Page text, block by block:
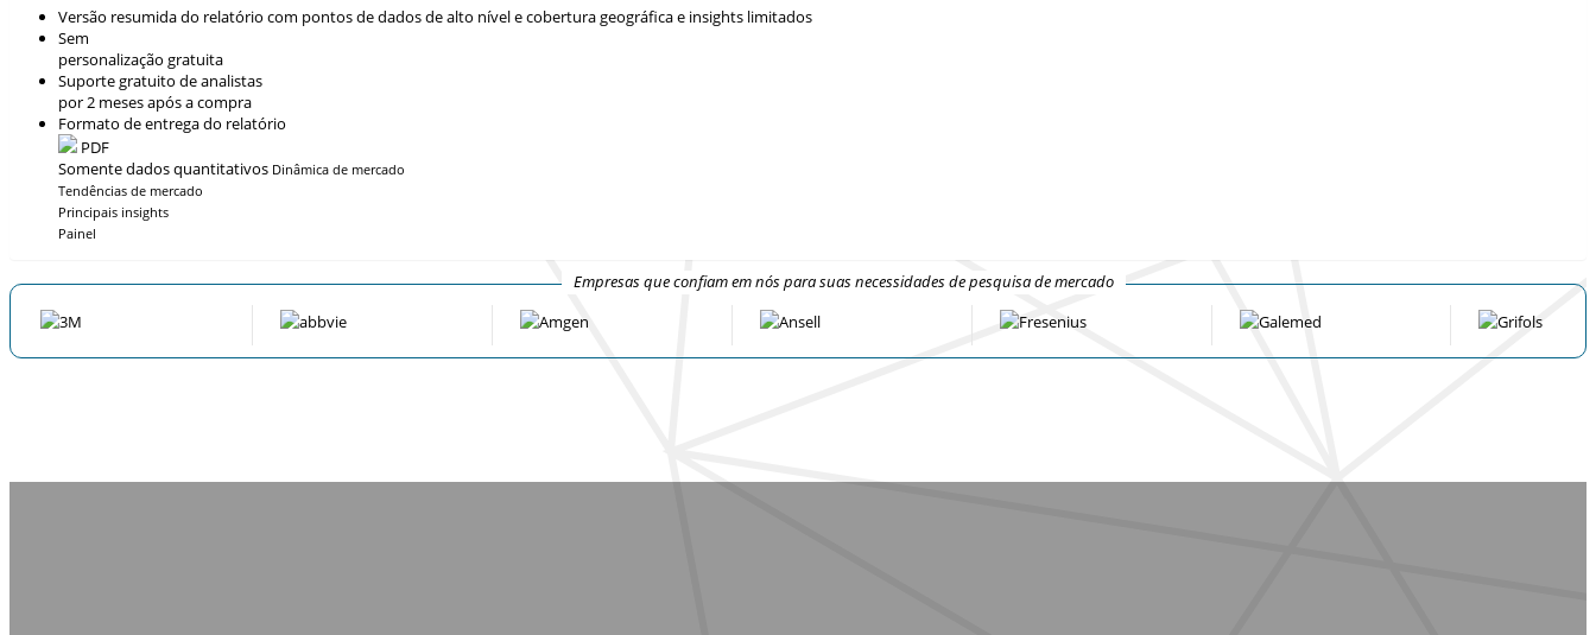
Versão resumida do relatório com pontos de dados de alto nível e cobertura geográfica e insights limitados
Sem
personalização gratuita
Suporte gratuito de analistas
por 2 meses após a compra
Formato de entrega do relatório
PDF
Somente dados quantitativos Dinâmica de mercado
Tendências de mercado
Principais insights
Painel
Empresas que confiam em nós para suas necessidades de pesquisa de mercado